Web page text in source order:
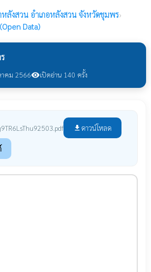
ลังสวน อำเภอหลังสวน จังหวัดชุมพร›
Data)
าคม 2566visibilityเปิดอ่าน 140 ครั้ง
file_download ดาวน์โหลด